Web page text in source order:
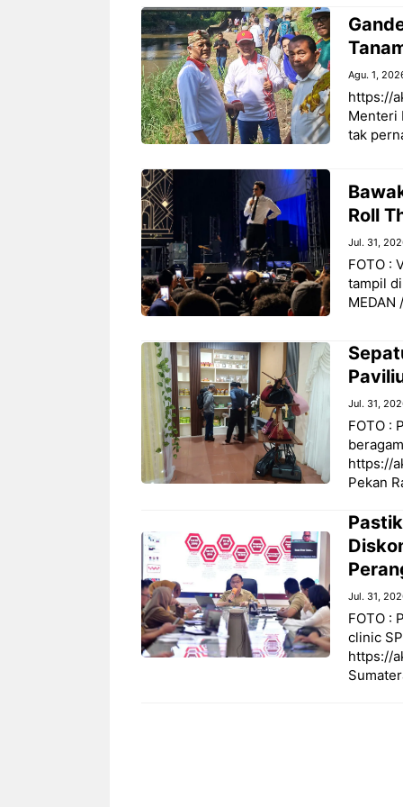
Agu. 1,
‎https://
Menteri
tak
Roll
Jul. 31,
‎FOTO :
tampil
Jul. 31,
FOTO :
https://
Pekan
Jul. 31,
FOTO :
clinic
https://